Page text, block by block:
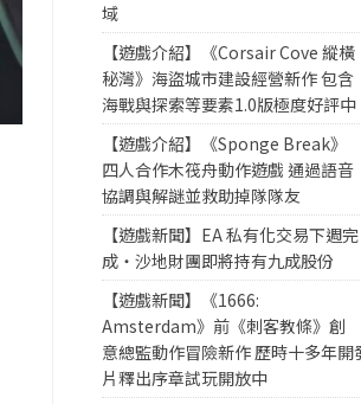
域
【遊戲介紹】《Corsair Cove 縱橫
秘灣》海盜城市建設經營新作 包含
海戰與探索等要素1.0版極度好評中
【遊戲介紹】《Sponge Break》
四人合作木筏舟動作遊戲 通過語音
協調與解謎並救助掉隊隊友
【遊戲新聞】EA 私有化交易下週完
成・沙地財團即將持有九成股份
【遊戲新聞】《1666:
Amsterdam》前《刺客教條》創
意總監動作冒險新作 歷時十多年開
片釋出序章試玩開放中